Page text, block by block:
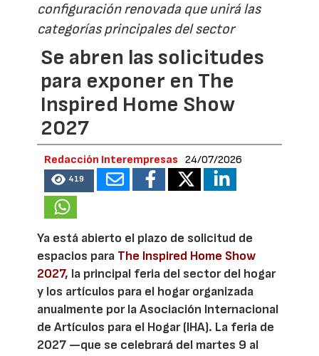
configuración renovada que unirá las
categorías principales del sector
Se abren las solicitudes
para exponer en The
Inspired Home Show
2027
Redacción Interempresas 24/07/2026
419
Ya está abierto el plazo de solicitud de
espacios para The Inspired Home Show
2027, la principal feria del sector del hogar
y los artículos para el hogar organizada
anualmente por la Asociación Internacional
de Artículos para el Hogar (IHA). La feria de
2027 —que se celebrará del martes 9 al